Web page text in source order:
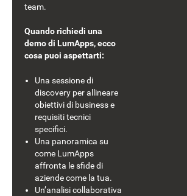
team.
Quando richiedi una
demo di LumApps, ecco
cosa puoi aspettarti:
Una sessione di
discovery per allineare
obiettivi di business e
requisiti tecnici
specifici.
Una panoramica su
come LumApps
affronta le sfide di
aziende come la tua.
Un’analisi collaborativa